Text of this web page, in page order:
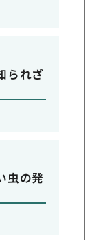
られざ
虫の発